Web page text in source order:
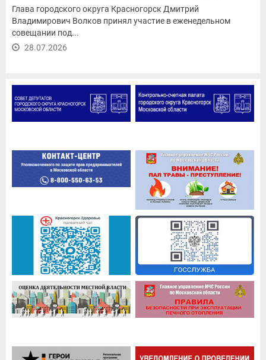
Глава городского округа Красногорск Дмитрий
Владимирович Волков принял участие в еженедельном
совещании под...
28.07.2026